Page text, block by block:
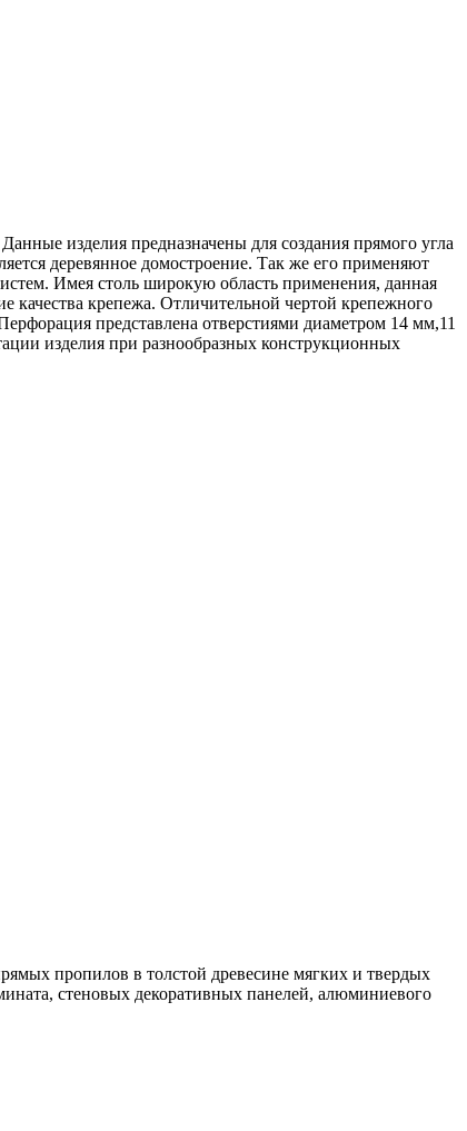
изделия предназначены для создания прямого угла
деревянное домостроение. Так же его применяют
Имея столь широкую область применения, данная
качества крепежа. Отличительной чертой крепежного
представлена отверстиями диаметром 14 мм,11
изделия при разнообразных конструкционных
пропилов в толстой древесине мягких и твердых
стеновых декоративных панелей, алюминиевого